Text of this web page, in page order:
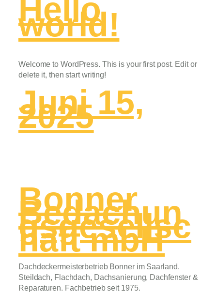
Hello
world!
Welcome to WordPress. This is your first post. Edit or
delete it, then start writing!
Juni 15,
2025
Bonner
Bedachun
gsgesellsc
haft mbH
Dachdeckermeisterbetrieb Bonner im Saarland.
Steildach, Flachdach, Dachsanierung, Dachfenster &
Reparaturen. Fachbetrieb seit 1975.